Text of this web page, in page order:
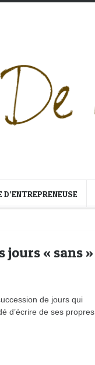
jours « sans »
de jours qui
d’écrire de ses propres